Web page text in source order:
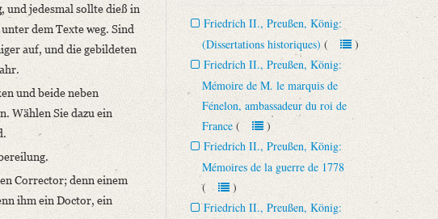
, und jedesmal sollte dieß in
dem Texte weg. Sind
auf, und die gebildeten
und beide neben
Wählen Sie dazu ein
Corrector; denn einem
ihm ein Doctor, ein
Friedrich II., Preußen, König:
(Dissertations historiques) ()
Friedrich II., Preußen, König:
Mémoire de M. le marquis de
Fénelon, ambassadeur du roi de
France ()
Friedrich II., Preußen, König:
Mémoires de la guerre de 1778
()
Friedrich II., Preußen, König: